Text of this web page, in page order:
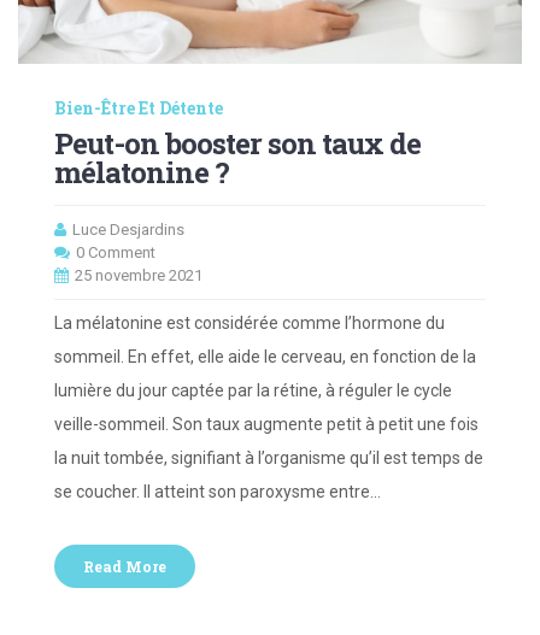
Bien-Être Et Détente
Peut-on booster son taux de
mélatonine ?
Luce Desjardins
0 Comment
25 novembre 2021
La mélatonine est considérée comme l’hormone du
sommeil. En effet, elle aide le cerveau, en fonction de la
lumière du jour captée par la rétine, à réguler le cycle
veille-sommeil. Son taux augmente petit à petit une fois
la nuit tombée, signifiant à l’organisme qu’il est temps de
se coucher. Il atteint son paroxysme entre…
Read More